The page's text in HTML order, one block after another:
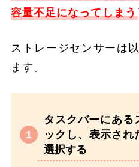
容量不足になってしまう
ストレージセンサーは
ます。
タスクバーにある
ックし、表示され
選択する